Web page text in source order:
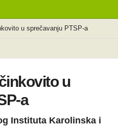
u sprečavanju PTSP-a
u
a
Instituta Karolinska i